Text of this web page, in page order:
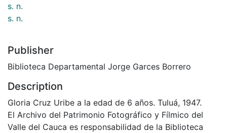
s. n.
s. n.
Publisher
Biblioteca Departamental Jorge Garces Borrero
Description
Gloria Cruz Uribe a la edad de 6 años. Tuluá, 1947.
El Archivo del Patrimonio Fotográfico y Fílmico del
Valle del Cauca es responsabilidad de la Biblioteca